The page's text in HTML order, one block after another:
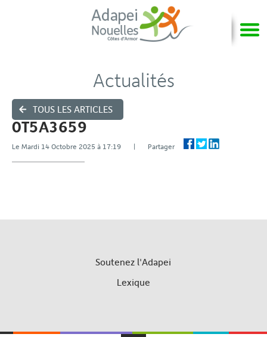
TOUS LES ARTICLES
Actualités
0T5A3659
Le Mardi 14 Octobre 2025 à 17:19 | Partager
Soutenez l'Adapei
Lexique